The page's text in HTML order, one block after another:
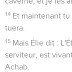
14 Et maintenant
tuera.
15 Mais Élie dit :
serviteur, est
Achab.